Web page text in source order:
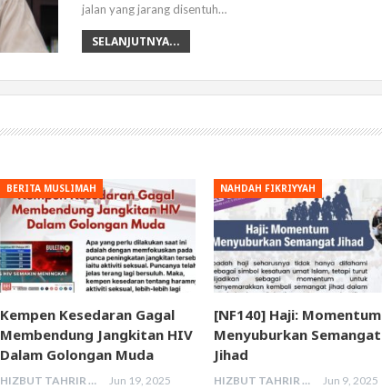
jalan yang jarang disentuh…
SELANJUTNYA...
BERITA MUSLIMAH
Kempen Kesedaran Gagal
Membendung Jangkitan HIV
Dalam Golongan Muda
HIZBUT TAHRIR MALAYSIA Jun 19, 2025
NAHDAH FIKRIYYAH
[NF140] Haji: Momentum
Menyuburkan Semangat
Jihad
HIZBUT TAHRIR MALAYSIA Jun 9, 2025